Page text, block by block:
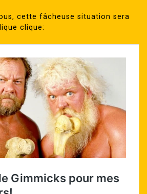
cette fâcheuse situation sera
clique: